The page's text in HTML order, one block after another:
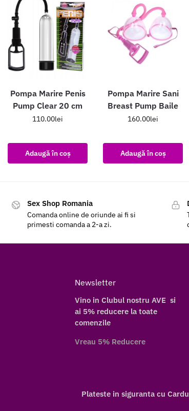
Pompa Marire Penis
Pump Clear 20 cm
110.00lei
Adaugă în coș
Pompa Marire Sani
Breast Pump Baile
160.00lei
Adaugă în coș
Sex Shop Romania
Comanda online de oriunde ai fi si
primesti comanda a 2-a zi.
Newsletter
Vino in Clubul nostru AVE si
ai 5% reducere la toate
comenzile
Vreau 5% Reducere
Plateste in siguranta cu